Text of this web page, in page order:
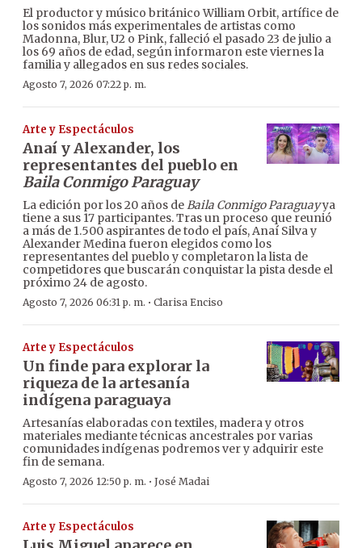
El productor y músico británico William Orbit, artífice de
los sonidos más experimentales de artistas como
Madonna, Blur, U2 o Pink, falleció el pasado 23 de julio a
los 69 años de edad, según informaron este viernes la
familia y allegados en sus redes sociales.
Agosto 7, 2026 07:22 p. m.
Arte y Espectáculos
Anaí y Alexander, los
representantes del pueblo en
Baila Conmigo Paraguay
La edición por los 20 años deBaila Conmigo Paraguayya
tiene a sus 17 participantes. Tras un proceso que reunió
a más de 1.500 aspirantes de todo el país, Anaí Silva y
Alexander Medina fueron elegidos como los
representantes del pueblo y completaron la lista de
competidores que buscarán conquistar la pista desde el
próximo 24 de agosto.
Agosto 7, 2026 06:31 p. m. · Clarisa Enciso
Arte y Espectáculos
Un finde para explorar la
riqueza de la artesanía
indígena paraguaya
Artesanías elaboradas con textiles, madera y otros
materiales mediante técnicas ancestrales por varias
comunidades indígenas podremos ver y adquirir este
fin de semana.
Agosto 7, 2026 12:50 p. m. · José Madai
Arte y Espectáculos